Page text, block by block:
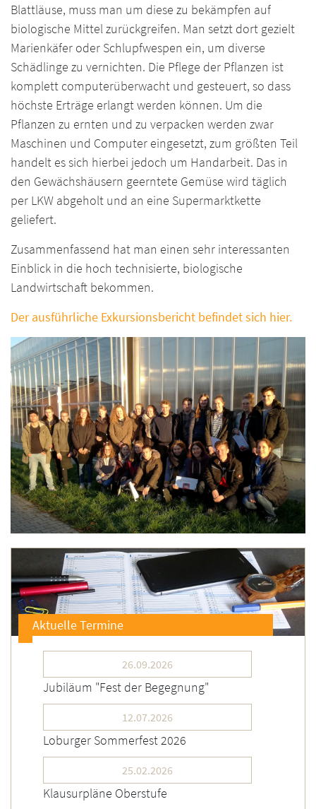
Blattläuse, muss man um diese zu bekämpfen auf
biologische Mittel zurückgreifen. Man setzt dort gezielt
Marienkäfer oder Schlupfwespen ein, um diverse
Schädlinge zu vernichten. Die Pflege der Pflanzen ist
komplett computerüberwacht und gesteuert, so dass
höchste Erträge erlangt werden können. Um die
Pflanzen zu ernten und zu verpacken werden zwar
Maschinen und Computer eingesetzt, zum größten Teil
handelt es sich hierbei jedoch um Handarbeit. Das in
den Gewächshäusern geerntete Gemüse wird täglich
per LKW abgeholt und an eine Supermarktkette
geliefert.
Zusammenfassend hat man einen sehr interessanten
Einblick in die hoch technisierte, biologische
Landwirtschaft bekommen.
Der ausführliche Exkursionsbericht befindet sich hier.
Aktuelle Termine
26.09.2026
Jubiläum "Fest der Begegnung"
12.07.2026
Loburger Sommerfest 2026
25.02.2026
Klausurpläne Oberstufe